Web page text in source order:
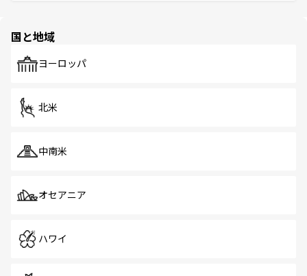
で、ホーカーズは地元の風情を楽しめる外せないスポット
国と地域
ヨーロッパ
北米
中南米
オセアニア
ハワイ